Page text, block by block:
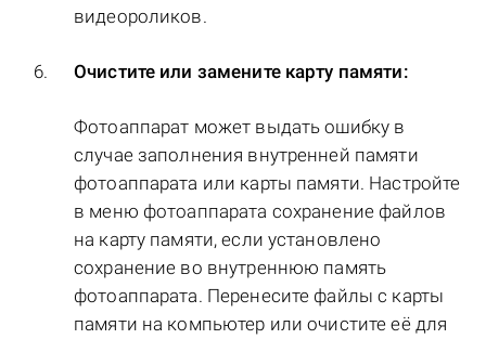
видеороликов.
Очистите или замените карту памяти:
Фотоаппарат может выдать ошибку в
случае заполнения внутренней памяти
фотоаппарата или карты памяти. Настройте
в меню фотоаппарата сохранение файлов
на карту памяти, если установлено
сохранение во внутреннюю память
фотоаппарата. Перенесите файлы с карты
памяти на компьютер или очистите её для